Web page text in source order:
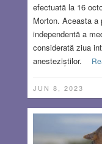
efectuată la 16
Morton. Aceasta
independentă a
considerată ziua
anesteziștilor.
JUN 8, 2023